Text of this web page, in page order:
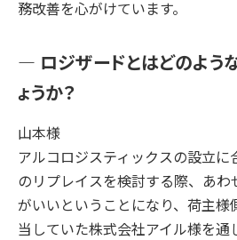
務改善を心がけています。
― ロジザードとはどのよう
ょうか？
山本様
アルコロジスティックスの設立に
のリプレイスを検討する際、あわ
がいいということになり、荷主様
当していた株式会社アイル様を通